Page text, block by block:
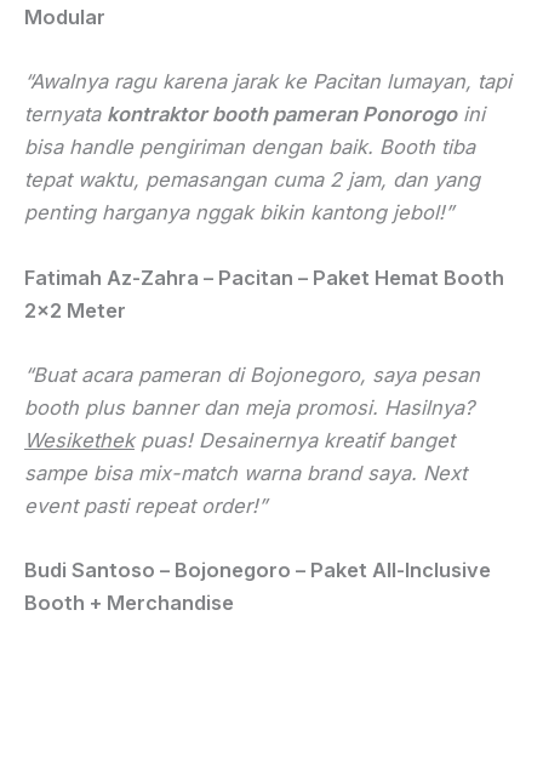
Modular
“Awalnya ragu karena jarak ke Pacitan lumayan, tapi
ternyata kontraktor booth pameran Ponorogoini
bisa handle pengiriman dengan baik. Booth tiba
tepat waktu, pemasangan cuma 2 jam, dan yang
penting harganya nggak bikin kantong jebol!”
Fatimah Az-Zahra – Pacitan – Paket Hemat Booth
2×2 Meter
“Buat acara pameran di Bojonegoro, saya pesan
booth plus banner dan meja promosi. Hasilnya?
Wesikethekpuas! Desainernya kreatif banget
sampe bisa mix-match warna brand saya. Next
event pasti repeat order!”
Budi Santoso – Bojonegoro – Paket All-Inclusive
Booth + Merchandise